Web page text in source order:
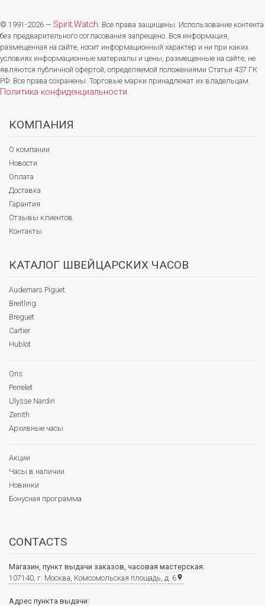
© 1991-2026 — Spirit.Watch. Все права защищены. Использование контента
без предварительного согласования запрещено. Вся информация,
размещенная на сайте, носит информационный характер и ни при каких
условиях информационные материалы и цены, размещенные на сайте, не
являются публичной офертой, определяемой положениями Статьи 437 ГК
РФ. Все права сохранены. Торговые марки принадлежат их владельцам.
Политика конфиденциальности.
КОМПАНИЯ
О компании
Новости
Оплата
Доставка
Гарантия
Отзывы клиентов
Контакты
КАТАЛОГ ШВЕЙЦАРСКИХ ЧАСОВ
Audemars Piguet
Breitling
Breguet
Cartier
Hublot
Oris
Perrelet
Ulysse Nardin
Zenith
Архивные часы
Акции
Часы в наличии
Новинки
Бонусная программа
CONTACTS
Магазин, пункт выдачи заказов, часовая мастерская:
107140, г. Москва, Комсомольская площадь, д. 6place
Адрес пункта выдачи: